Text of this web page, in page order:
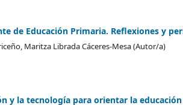
de Educación Primaria. Reflexiones y
Maritza Librada Cáceres-Mesa (Autor/a)
y la tecnología para orientar la